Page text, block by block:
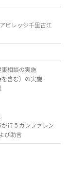
ビレッジ千里古江
康相談の実施
を含む）の実施
が行うカンファレン
び助言